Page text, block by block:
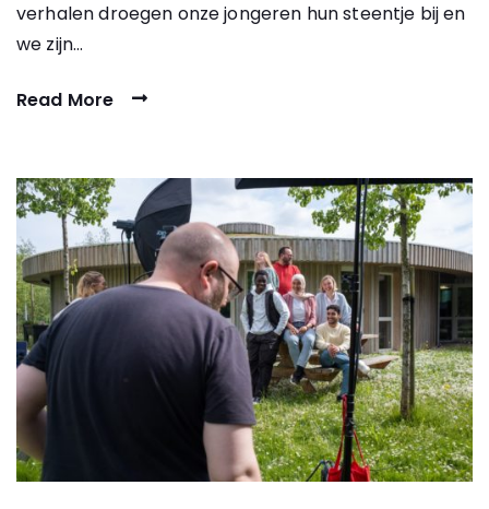
verhalen droegen onze jongeren hun steentje bij en
we zijn…
Read More